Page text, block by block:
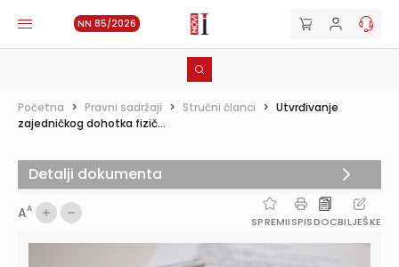
NN 85/2026
Početna > Pravni sadržaji > Stručni članci > Utvrđivanje
zajedničkog dohotka fizič...
AA
SPREMIISPISDOCBILJEŠKE
Detalji dokumenta